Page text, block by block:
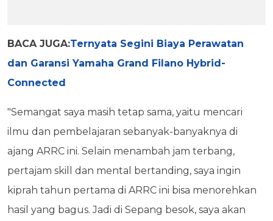
BACA JUGA:Ternyata Segini Biaya Perawatan
dan Garansi Yamaha Grand Filano Hybrid-
Connected
"Semangat saya masih tetap sama, yaitu mencari
ilmu dan pembelajaran sebanyak-banyaknya di
ajang ARRC ini. Selain menambah jam terbang,
pertajam skill dan mental bertanding, saya ingin
kiprah tahun pertama di ARRC ini bisa menorehkan
hasil yang bagus. Jadi di Sepang besok, saya akan